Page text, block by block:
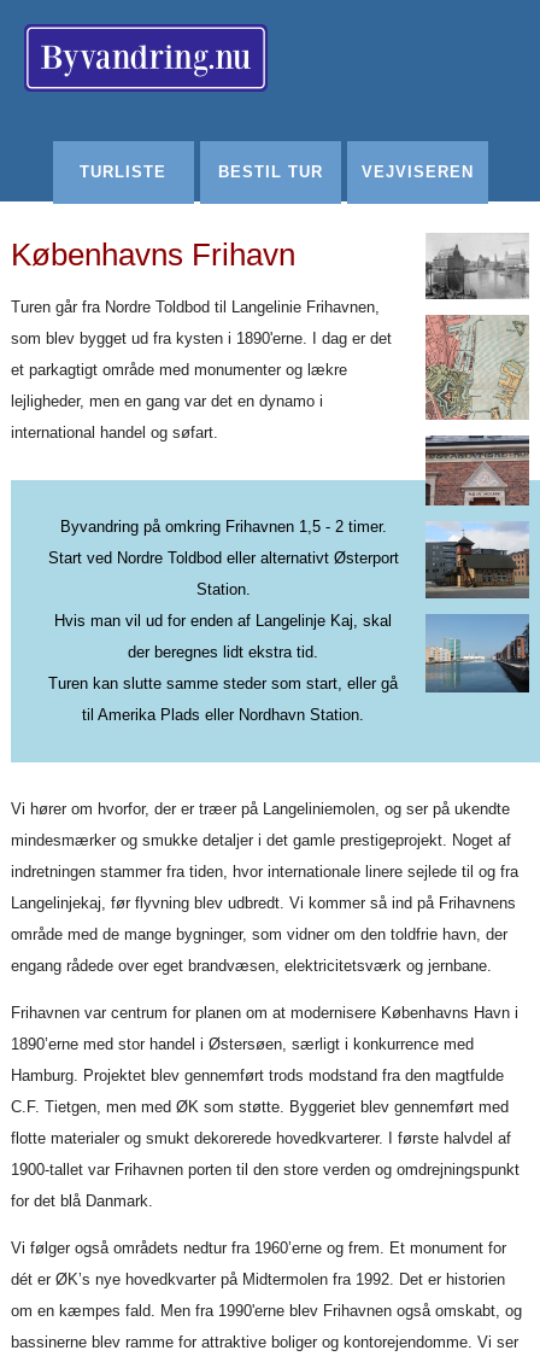
TURLISTE BESTIL TUR VEJVISEREN
Københavns Frihavn
Turen går fra Nordre Toldbod til Langelinie Frihavnen,
som blev bygget ud fra kysten i 1890'erne. I dag er det
et parkagtigt område med monumenter og lækre
lejligheder, men en gang var det en dynamo i
international handel og søfart.
Byvandring på omkring Frihavnen 1,5 - 2 timer.
Start ved Nordre Toldbod eller alternativt Østerport
Station.
Hvis man vil ud for enden af Langelinje Kaj, skal
der beregnes lidt ekstra tid.
Turen kan slutte samme steder som start, eller gå
til Amerika Plads eller Nordhavn Station.
Vi hører om hvorfor, der er træer på Langeliniemolen, og ser på ukendte
mindesmærker og smukke detaljer i det gamle prestigeprojekt. Noget af
indretningen stammer fra tiden, hvor internationale linere sejlede til og fra
Langelinjekaj, før flyvning blev udbredt. Vi kommer så ind på Frihavnens
område med de mange bygninger, som vidner om den toldfrie havn, der
engang rådede over eget brandvæsen, elektricitetsværk og jernbane.
Frihavnen var centrum for planen om at modernisere Københavns Havn i
1890’erne med stor handel i Østersøen, særligt i konkurrence med
Hamburg. Projektet blev gennemført trods modstand fra den magtfulde
C.F. Tietgen, men med ØK som støtte. Byggeriet blev gennemført med
flotte materialer og smukt dekorerede hovedkvarterer. I første halvdel af
1900-tallet var Frihavnen porten til den store verden og omdrejningspunkt
for det blå Danmark.
Vi følger også områdets nedtur fra 1960’erne og frem. Et monument for
dét er ØK’s nye hovedkvarter på Midtermolen fra 1992. Det er historien
om en kæmpes fald. Men fra 1990'erne blev Frihavnen også omskabt, og
bassinerne blev ramme for attraktive boliger og kontorejendomme. Vi ser